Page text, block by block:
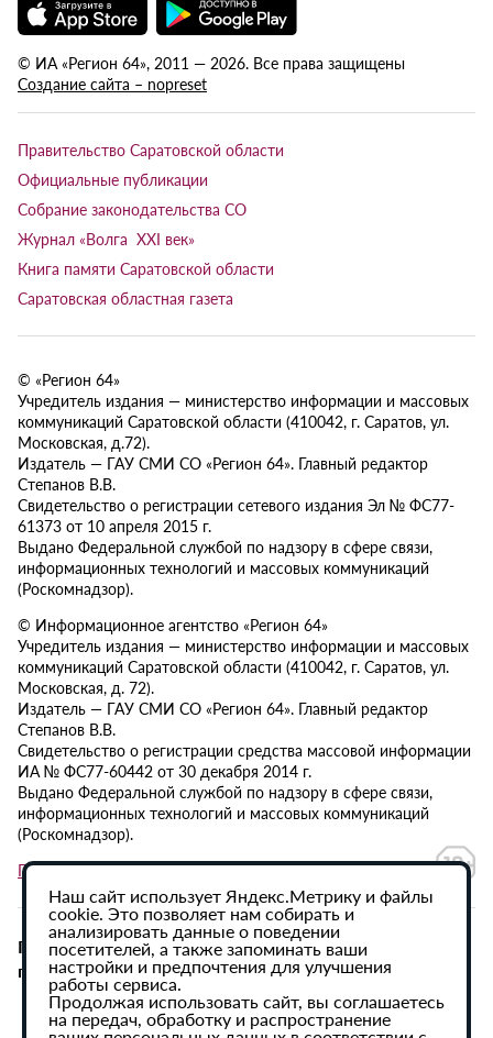
© ИА «Регион 64», 2011 — 2026. Все права защищены
Создание сайта – nopreset
Правительство Саратовской области
Официальные публикации
Собрание законодательства СО
Журнал «Волга XXI век»
Книга памяти Саратовской области
Саратовская областная газета
© «Регион 64»
Учредитель издания — министерство информации и массовых
коммуникаций Саратовской области (410042, г. Саратов, ул.
Московская, д.72).
Издатель — ГАУ СМИ СО «Регион 64». Главный редактор
Степанов В.В.
Свидетельство о регистрации сетевого издания Эл № ФС77-
61373 от 10 апреля 2015 г.
Выдано Федеральной службой по надзору в сфере связи,
информационных технологий и массовых коммуникаций
(Роскомнадзор).
© Информационное агентство «Регион 64»
Учредитель издания — министерство информации и массовых
коммуникаций Саратовской области (410042, г. Саратов, ул.
Московская, д. 72).
Издатель — ГАУ СМИ СО «Регион 64». Главный редактор
Степанов В.В.
Свидетельство о регистрации средства массовой информации
ИА № ФС77-60442 от 30 декабря 2014 г.
Выдано Федеральной службой по надзору в сфере связи,
информационных технологий и массовых коммуникаций
(Роскомнадзор).
Политика в отношении обработки персональных данных
При использовании материалов сайта активная
гиперссылка на ИА «Регион 64» обязательна.
Наш сайт использует Яндекс.Метрику и файлы
cookie. Это позволяет нам собирать и
анализировать данные о поведении
посетителей, а также запоминать ваши
настройки и предпочтения для улучшения
работы сервиса.
Продолжая использовать сайт, вы соглашаетесь
на передач, обработку и распространение